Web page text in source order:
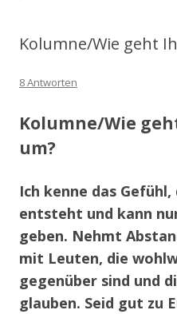
Kolumne/Wie geht
8 Antworten
Kolumne/Wie
um?
Ich kenne das
entsteht und kann
geben. Nehmt
mit Leuten, die
gegenüber sind und
glauben. Seid gut zu